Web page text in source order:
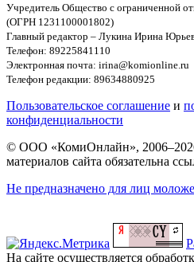
Учредитель Общество с ограниченной
(ОГРН 1231100001802)
Главный редактор – Лукина Ирина
Телефон: 89225841110
Электронная почта: irina@komionline.ru
Телефон редакции: 89634880925
Пользовательское соглашение и
конфиденциальности
© ООО «КомиОнлайн»,
материалов сайта обязательна
Не предназначено для лиц
На сайте осуществляется